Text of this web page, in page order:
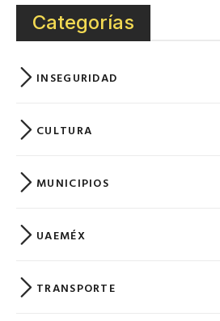
Categorías
INSEGURIDAD
CULTURA
MUNICIPIOS
UAEMÉX
TRANSPORTE